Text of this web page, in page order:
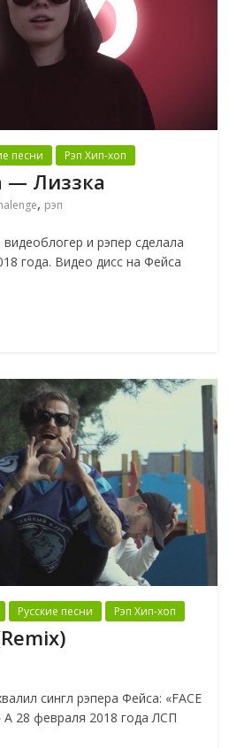
песни Рэп Хип-хоп
— Лиззка
, рэп
и рэпер сделала
года. Видео дисс на Фейса
Русские песни Рэп Хип-хоп
сингл рэпера Фейса: «FACE
А 28 февраля 2018 года ЛСП